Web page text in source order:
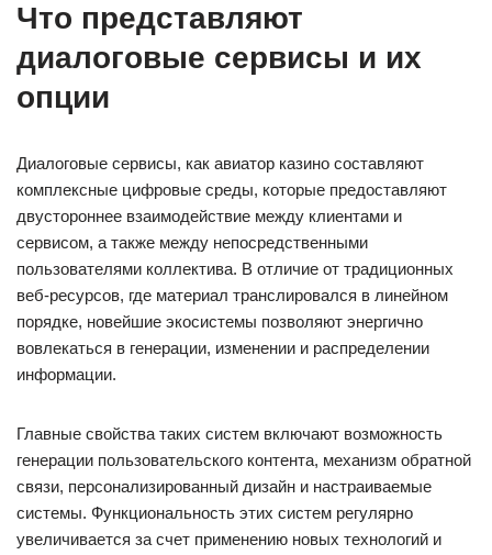
Что представляют
диалоговые сервисы и их
опции
Диалоговые сервисы, как авиатор казино составляют
комплексные цифровые среды, которые предоставляют
двустороннее взаимодействие между клиентами и
сервисом, а также между непосредственными
пользователями коллектива. В отличие от традиционных
веб-ресурсов, где материал транслировался в линейном
порядке, новейшие экосистемы позволяют энергично
вовлекаться в генерации, изменении и распределении
информации.
Главные свойства таких систем включают возможность
генерации пользовательского контента, механизм обратной
связи, персонализированный дизайн и настраиваемые
системы. Функциональность этих систем регулярно
увеличивается за счет применению новых технологий и